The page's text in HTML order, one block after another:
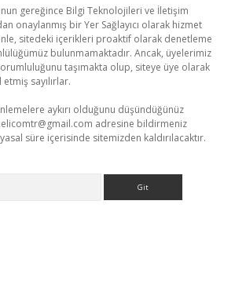
gereğince Bilgi Teknolojileri ve İletişim
onaylanmış bir Yer Sağlayıcı olarak hizmet
sitedeki içerikleri proaktif olarak denetleme
bulunmamaktadır. Ancak, üyelerimiz
taşımakta olup, siteye üye olarak
sayılırlar.
aykırı olduğunu düşündüğünüz
adresine bildirmeniz
süre içerisinde sitemizden kaldırılacaktır.